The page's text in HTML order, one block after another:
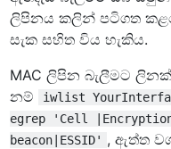
ලිපිනය කලින් පටිගත
සැක සහිත විය හැකිය.
MAC ලිපින බැලීමට
නම්
iwlist
egrep 'Cell
beacon|ESSID' , ඇත්ත